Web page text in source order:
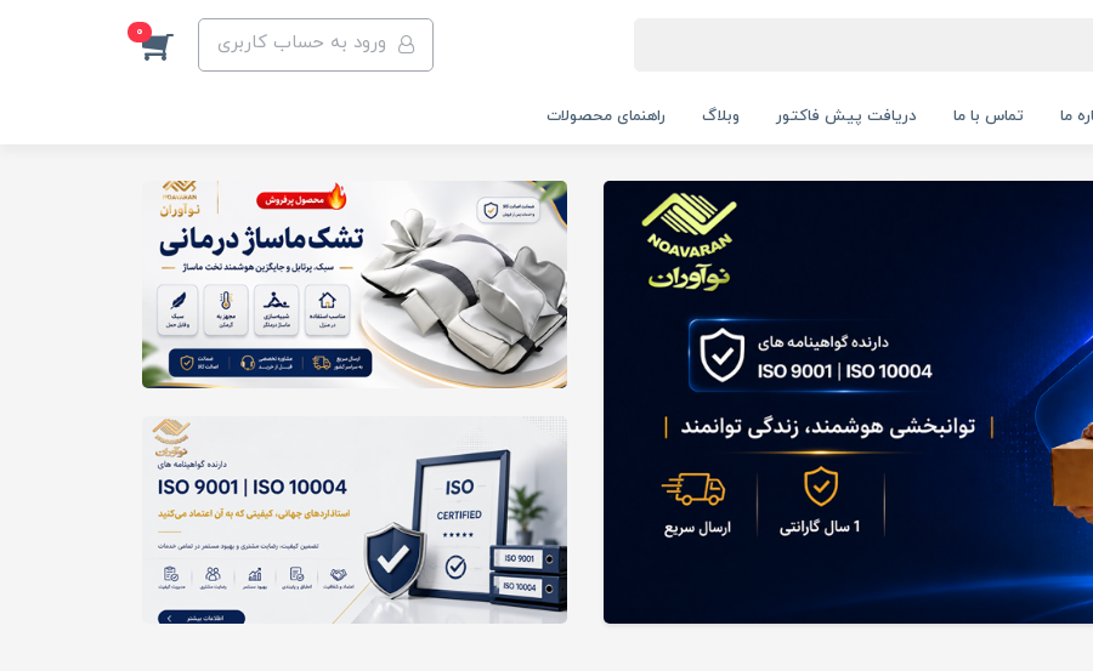
ورود به حساب کاربری 0
ما تماس با ما دریافت پیش فاکتور وبلاگ راهنمای محصولات